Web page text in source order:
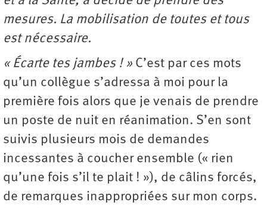
mesures. La mobilisation de toutes et tous
est nécessaire.
« Écarte tes jambes ! » C’est par ces mots
qu’un collègue s’adressa à moi pour la
première fois alors que je venais de prendre
un poste de nuit en réanimation. S’en sont
suivis plusieurs mois de demandes
incessantes à coucher ensemble (« rien
qu’une fois s’il te plait ! »), de câlins forcés,
de remarques inappropriées sur mon corps.